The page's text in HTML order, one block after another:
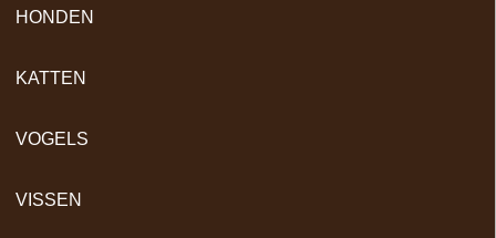
HONDEN
KATTEN
VOGELS
VISSEN